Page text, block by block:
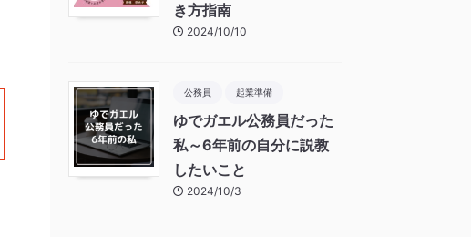
き方指南
2024/10/10
公務員 起業準備
ゆでガエル公務員だった
私～6年前の自分に説教
したいこと
2024/10/3